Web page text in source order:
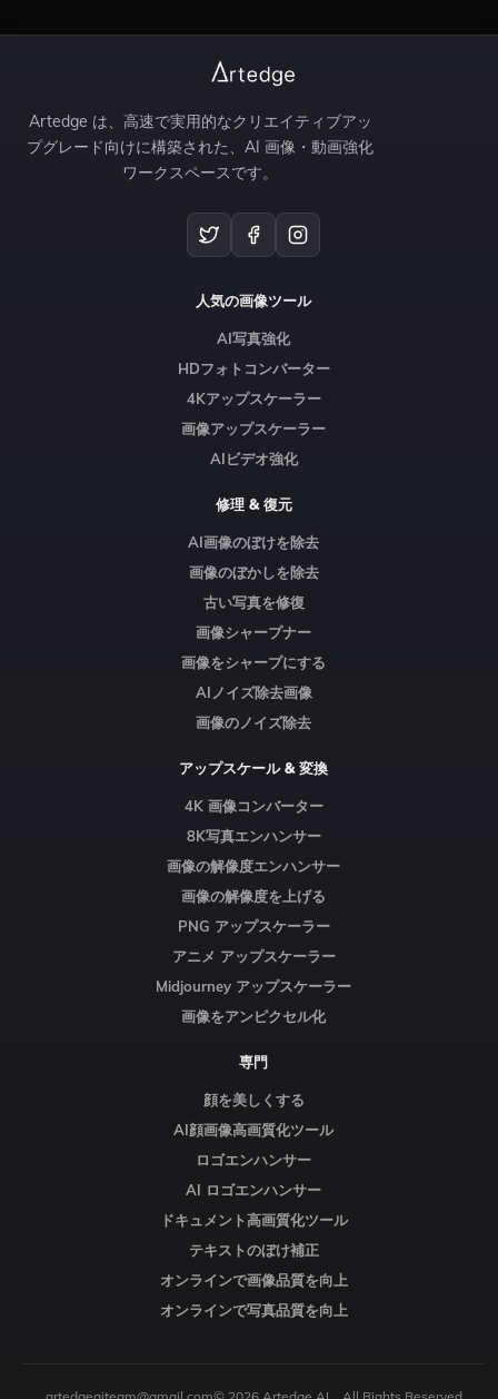
Artedge は、高速で実用的なクリエイティブアッ
プグレード向けに構築された、AI 画像・動画強化
ワークスペースです。
人気の画像ツール
AI写真強化
HDフォトコンバーター
4Kアップスケーラー
画像アップスケーラー
AIビデオ強化
修理 & 復元
AI画像のぼけを除去
画像のぼかしを除去
古い写真を修復
画像シャープナー
画像をシャープにする
AIノイズ除去画像
画像のノイズ除去
アップスケール & 変換
4K 画像コンバーター
8K写真エンハンサー
画像の解像度エンハンサー
画像の解像度を上げる
PNG アップスケーラー
アニメ アップスケーラー
Midjourney アップスケーラー
画像をアンピクセル化
専門
顔を美しくする
AI顔画像高画質化ツール
ロゴエンハンサー
AI ロゴエンハンサー
ドキュメント高画質化ツール
テキストのぼけ補正
オンラインで画像品質を向上
オンラインで写真品質を向上